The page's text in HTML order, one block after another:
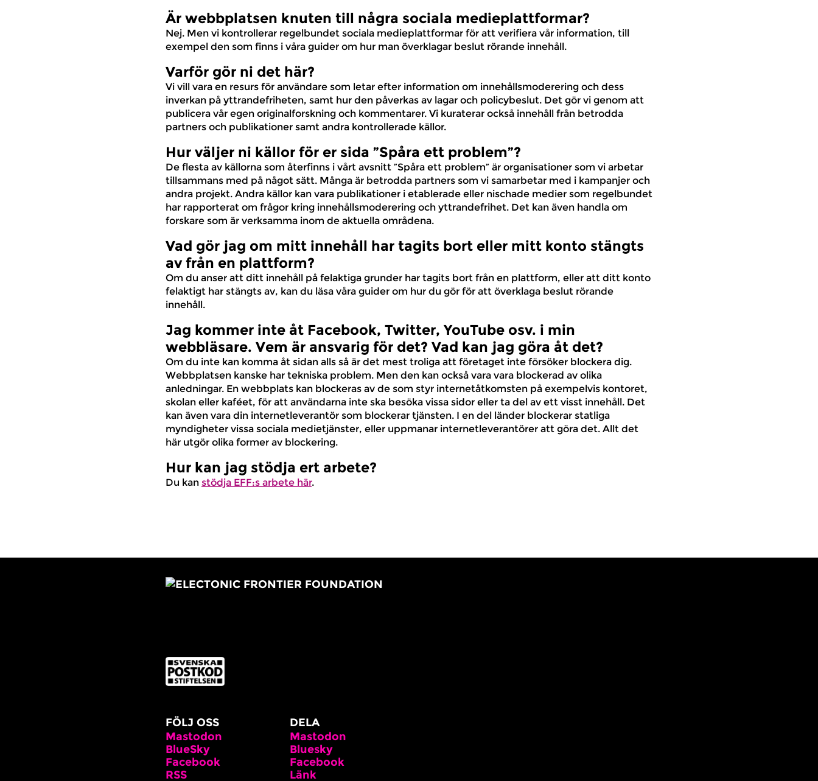
Är webbplatsen knuten till några sociala medieplattformar?
Nej. Men vi kontrollerar regelbundet sociala medieplattformar för att verifiera vår information, till
exempel den som finns i våra guider om hur man överklagar beslut rörande innehåll.
Varför gör ni det här?
Vi vill vara en resurs för användare som letar efter information om innehållsmoderering och dess
inverkan på yttrandefriheten, samt hur den påverkas av lagar och policybeslut. Det gör vi genom att
publicera vår egen originalforskning och kommentarer. Vi kuraterar också innehåll från betrodda
partners och publikationer samt andra kontrollerade källor.
Hur väljer ni källor för er sida ”Spåra ett problem”?
De flesta av källorna som återfinns i vårt avsnitt ”Spåra ett problem” är organisationer som vi arbetar
tillsammans med på något sätt. Många är betrodda partners som vi samarbetar med i kampanjer och
andra projekt. Andra källor kan vara publikationer i etablerade eller nischade medier som regelbundet
har rapporterat om frågor kring innehållsmoderering och yttrandefrihet. Det kan även handla om
forskare som är verksamma inom de aktuella områdena.
Vad gör jag om mitt innehåll har tagits bort eller mitt konto stängts
av från en plattform?
Om du anser att ditt innehåll på felaktiga grunder har tagits bort från en plattform, eller att ditt konto
felaktigt har stängts av, kan du läsa våra guider om hur du gör för att överklaga beslut rörande
innehåll.
Jag kommer inte åt Facebook, Twitter, YouTube osv. i min
webbläsare. Vem är ansvarig för det? Vad kan jag göra åt det?
Om du inte kan komma åt sidan alls så är det mest troliga att företaget inte försöker blockera dig.
Webbplatsen kanske har tekniska problem. Men den kan också vara vara blockerad av olika
anledningar. En webbplats kan blockeras av de som styr internetåtkomsten på exempelvis kontoret,
skolan eller kaféet, för att användarna inte ska besöka vissa sidor eller ta del av ett visst innehåll. Det
kan även vara din internetleverantör som blockerar tjänsten. I en del länder blockerar statliga
myndigheter vissa sociala medietjänster, eller uppmanar internetleverantörer att göra det. Allt det
här utgör olika former av blockering.
Hur kan jag stödja ert arbete?
Du kan stödja EFF:s arbete här.
FÖLJ OSS
Mastodon
BlueSky
Facebook
RSS
DELA
Mastodon
Bluesky
Facebook
Länk